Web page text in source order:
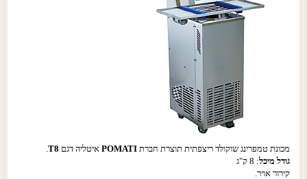
מכונת טמפרינג שוקולד ריצפתית תוצרת חברת POMATIאיטליה דגם T8
.
גודל מיכל: 8 ק"ג
קירור אויר.